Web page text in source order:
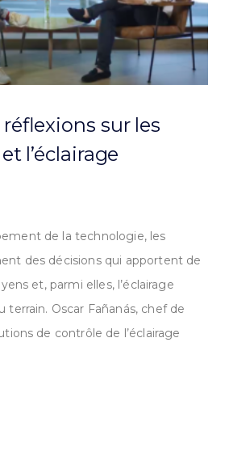
sur les
l’éclairage
de la technologie, les
des décisions qui apportent de
et, parmi elles, l’éclairage
Oscar Fañanás, chef de
de contrôle de l’éclairage